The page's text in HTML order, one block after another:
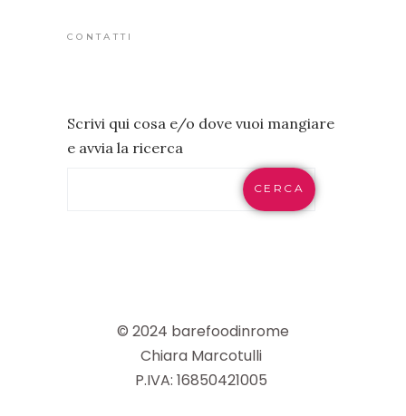
CONTATTI
Scrivi qui cosa e/o dove vuoi mangiare
e avvia la ricerca
CERCA
© 2024 barefoodinrome
Chiara Marcotulli
P.IVA: 16850421005